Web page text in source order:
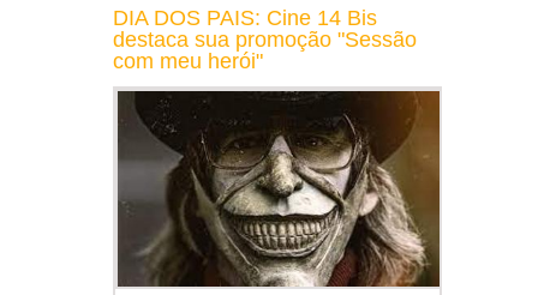
DIA DOS PAIS: Cine 14 Bis
destaca sua promoção "Sessão
com meu herói"